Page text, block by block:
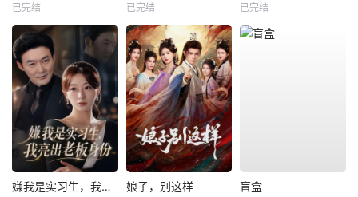
已完结 已完结 已完结
嫌我是实习生，我亮出老板身份 娘子，别这样 盲盒